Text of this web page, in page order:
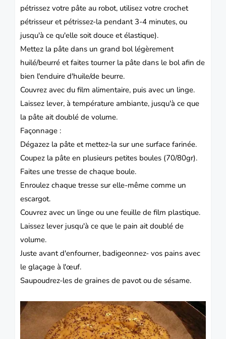
pétrissez votre pâte au robot, utilisez votre crochet
pétrisseur et pétrissez-la pendant 3-4 minutes, ou
jusqu'à ce qu'elle soit douce et élastique).
Mettez la pâte dans un grand bol légèrement
huilé/beurré et faites tourner la pâte dans le bol afin de
bien l'enduire d'huile/de beurre.
Couvrez avec du film alimentaire, puis avec un linge.
Laissez lever, à température ambiante, jusqu'à ce que
la pâte ait doublé de volume.
Façonnage :
Dégazez la pâte et mettez-la sur une surface farinée.
Coupez la pâte en plusieurs petites boules (70/80gr).
Faites une tresse de chaque boule.
Enroulez chaque tresse sur elle-même comme un
escargot.
Couvrez avec un linge ou une feuille de film plastique.
Laissez lever jusqu'à ce que le pain ait doublé de
volume.
Juste avant d'enfourner, badigeonnez- vos pains avec
le glaçage à l'œuf.
Saupoudrez-les de graines de pavot ou de sésame.